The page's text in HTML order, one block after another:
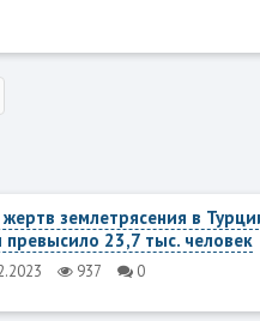
землетрясения в
превысило 23,7 тыс. человек
937 0